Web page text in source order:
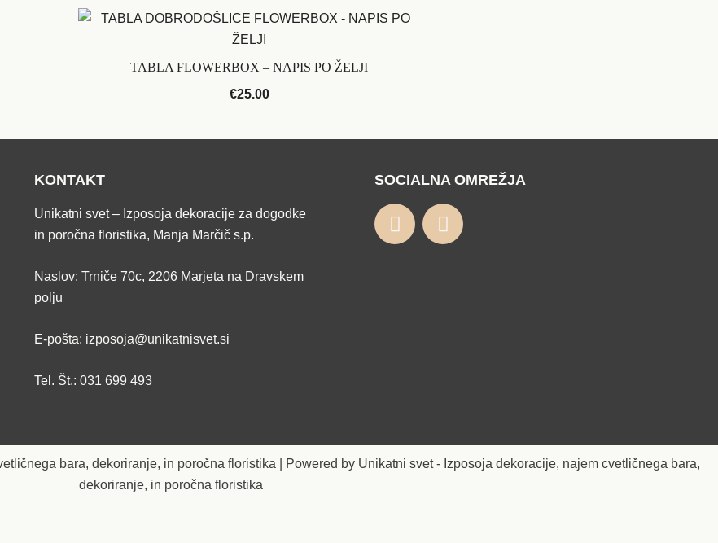
TABLA FLOWERBOX – NAPIS PO ŽELJI
€25.00
KONTAKT
Unikatni svet – Izposoja dekoracije za dogodke
in poročna floristika, Manja Marčič s.p.
Naslov: Trniče 70c, 2206 Marjeta na Dravskem
polju
E-pošta: izposoja@unikatnisvet.si
Tel. Št.: 031 699 493
SOCIALNA OMREŽJA
bara, dekoriranje, in poročna floristika | Powered by Unikatni svet - Izposoja dekoracije, najem cvetličnega bara,
dekoriranje, in poročna floristika